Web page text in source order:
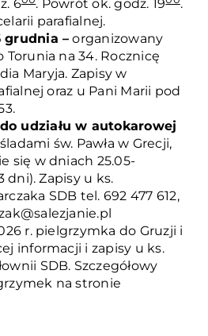
6
. Powrót ok. godz. 19
.
parafialnej.
grudnia – organizowany
Torunia na 34. Rocznicę
Maryja. Zapisy w
oraz u Pani Marii pod
udziału w autokarowej
śladami św. Pawła w Grecji,
się w dniach 25.05-
dni). Zapisy u ks.
SDB tel. 692 477 612,
r. pielgrzymka do Gruzji i
informacji i zapisy u ks.
SDB. Szczegółowy
na stronie